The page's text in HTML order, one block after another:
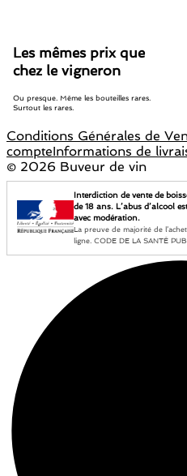
Les mêmes prix que
chez le vigneron
Ou presque. Même les bouteilles rares.
Surtout les rares.
Conditions Générales de
compteInformations de
© 2026 Buveur de vin
Interdiction de vente de
de 18 ans. L’abus d’alcool
avec modération.
La preuve de majorité de
ligne. CODE DE LA SANTÉ